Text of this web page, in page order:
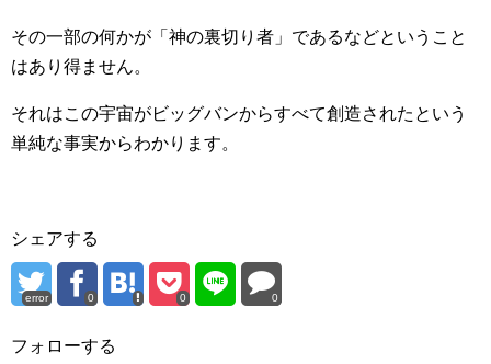
その一部の何かが「神の裏切り者」であるなどということ
はあり得ません。
それはこの宇宙がビッグバンからすべて創造されたという
単純な事実からわかります。
シェアする
error 0 0 0
フォローする